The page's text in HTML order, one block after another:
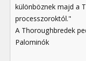
különböznek majd a
processzoroktól."
A Thoroughbredek
Palominók